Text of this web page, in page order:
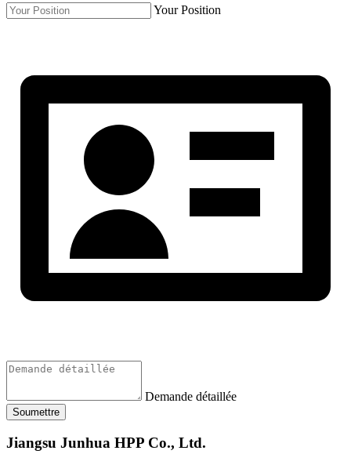
Your Position
Demande détaillée
Soumettre
Jiangsu Junhua HPP Co., Ltd.